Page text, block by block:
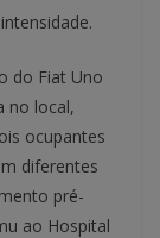
do Fiat Uno
no local,
ocupantes
diferentes
pré-
ao Hospital